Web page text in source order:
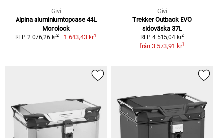
Givi
Alpina aluminiumtopcase 44L
Monolock
RFP 2 076,26 kr2 1 643,43 kr1
Givi
Trekker Outback EVO
sidoväska 37L
RFP 4 515,04 kr2
från 3 573,91 kr1